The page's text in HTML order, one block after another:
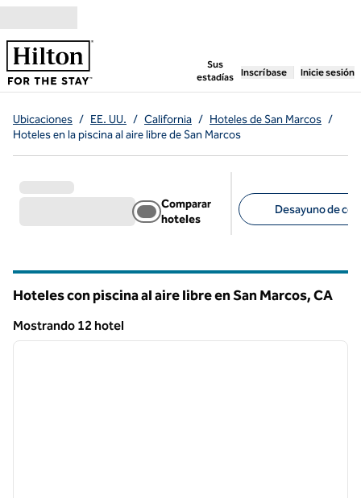
Saltar a contenido
Sus
estadías
, abre una pestaña
Inscríbase Inicie sesión
Ubicaciones / EE. UU. / California / Hoteles de San Marcos /
Hoteles en la piscina al aire libre de San Marcos
Comparar
hoteles
Desayuno de
Hoteles con piscina al aire libre en San Marcos,CA
Mostrando 12 hotel
Mostrando 12 hotel
1 de 12